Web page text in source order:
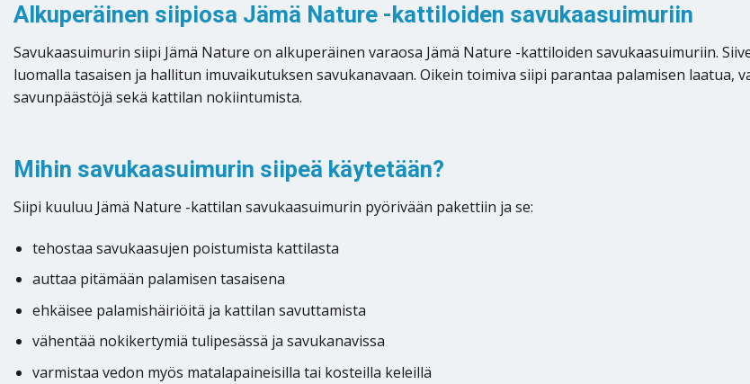
Alkuperäinen siipiosa Jämä Nature -kattiloiden savukaasuimuriin
Savukaasuimurin siipi Jämä Nature on alkuperäinen varaosa Jämä Nature -kattiloiden savukaasuimuriin.
luomalla tasaisen ja hallitun imuvaikutuksen savukanavaan. Oikein toimiva siipi parantaa palamisen laatua,
savunpäästöjä sekä kattilan nokiintumista.
Mihin savukaasuimurin siipeä käytetään?
Siipi kuuluu Jämä Nature -kattilan savukaasuimurin pyörivään pakettiin ja se:
tehostaa savukaasujen poistumista kattilasta
auttaa pitämään palamisen tasaisena
ehkäisee palamishäiriöitä ja kattilan savuttamista
vähentää nokikertymiä tulipesässä ja savukanavissa
varmistaa vedon myös matalapaineisilla tai kosteilla keleillä